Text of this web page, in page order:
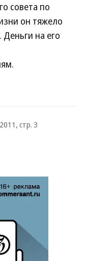
совета по
он тяжело
Деньги на его
стр. 3